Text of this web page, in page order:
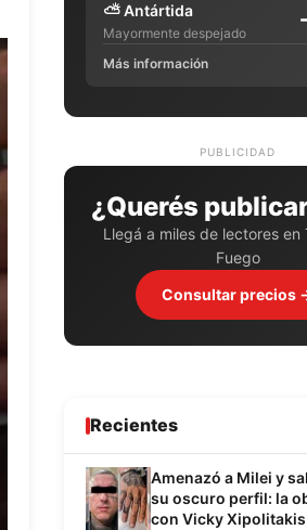
⛅Antártida
Mayormente despejado
Más información
¿Querés
Llegá a miles de lectores en
Fuego
Consultar precios
Recientes
Amenazó a Milei y
su oscuro perfil: la
con Vicky Xipolitakis